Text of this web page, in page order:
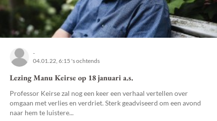
-
04.01.22, 6:15 's ochtends
Lezing Manu Keirse op 18 januari a.s.
Professor Keirse zal nog een keer een verhaal vertellen over
omgaan met verlies en verdriet. Sterk geadviseerd om een avond
naar hem te luistere...